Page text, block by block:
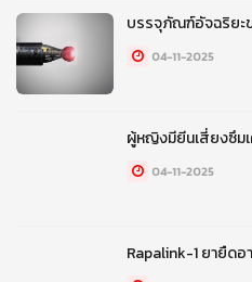
บรรจุภัณฑ์อัจฉริยะ
04-11-2025
ผู้หญิงมียีนเสี่ยงซึมเ
04-11-2025
Rapalink-1 ยายืดอ